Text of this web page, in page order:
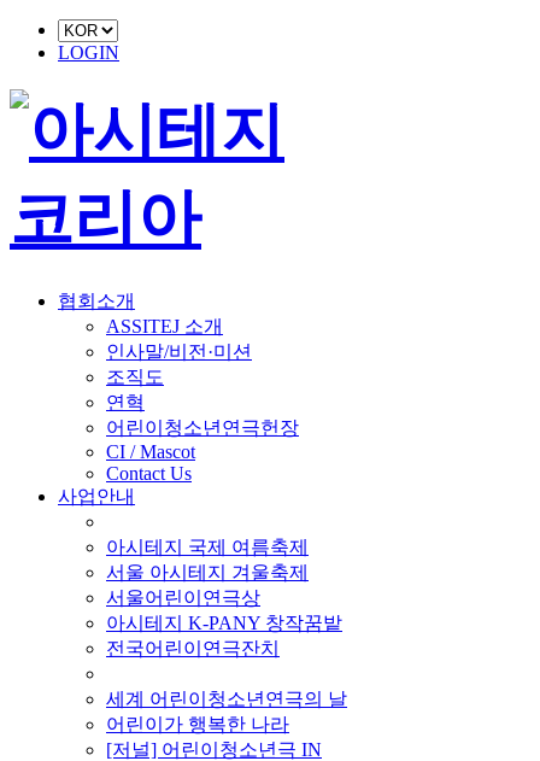
LOGIN
협회소개
ASSITEJ 소개
인사말/비전·미션
조직도
연혁
어린이청소년연극헌장
CI / Mascot
Contact Us
사업안내
아시테지 국제 여름축제
서울 아시테지 겨울축제
서울어린이연극상
아시테지 K-PANY 창작꿈밭
전국어린이연극잔치
세계 어린이청소년연극의 날
어린이가 행복한 나라
[저널] 어린이청소년극 IN